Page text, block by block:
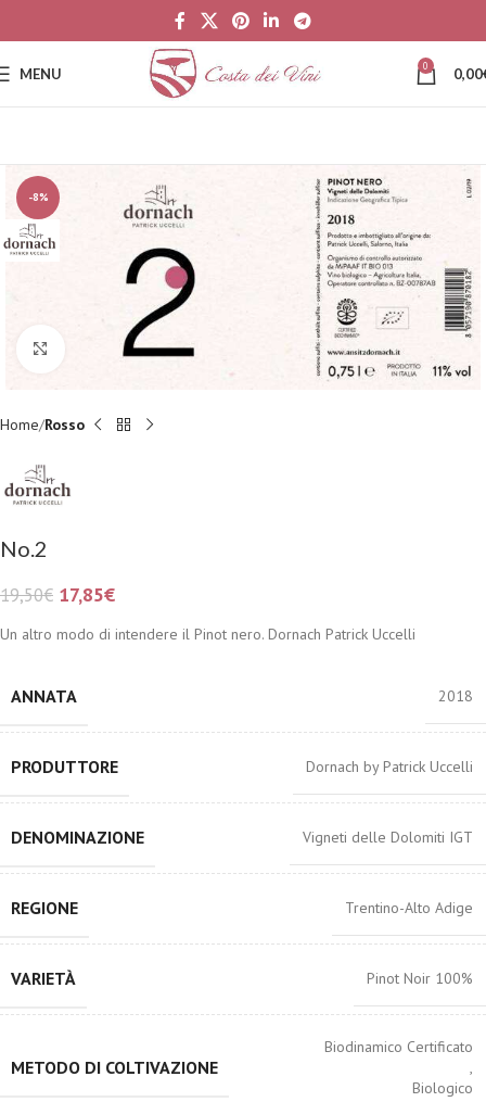
MENU 0 0,00
-8%
Fai clic per ingrandire
Home Rosso
No.2
19,50€ 17,85€
Un altro modo di intendere il Pinot nero. Dornach Patrick Uccelli
ANNATA 2018
PRODUTTORE Dornach by Patrick Uccelli
DENOMINAZIONE Vigneti delle Dolomiti IGT
REGIONE Trentino-Alto Adige
VARIETÀ Pinot Noir 100%
METODO DI COLTIVAZIONE
Biodinamico Certificato
,
Biologico